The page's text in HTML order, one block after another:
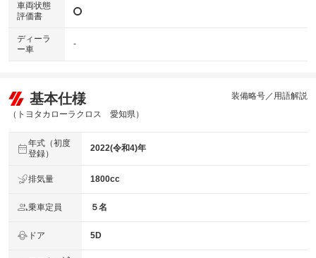
車両状態
評価書
ディーラ
ー車
-
基本仕様
（トヨタカローラクロス 愛知県）
装備略号／用語解説
年式（初度
登録）
2022(令和4)年
排気量 1800cc
乗車定員 ５名
ドア 5D